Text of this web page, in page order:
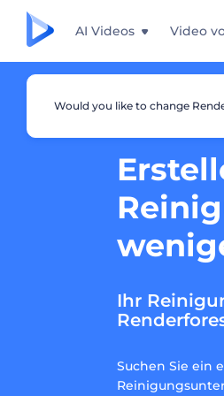
AI Videos Video
Ihr
Suchen Sie ein
Would you like to change